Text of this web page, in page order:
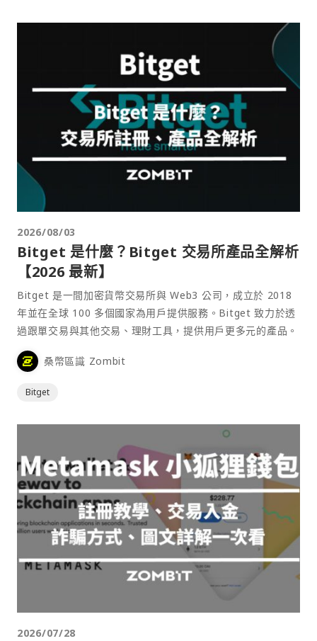
2026/08/03
Bitget 是什麼？Bitget 交易所產品全解析
【2026 最新】
Bitget 是一間加密貨幣交易所與 Web3 公司，成立於 2018
年並在全球 100 多個國家為用戶提供服務。Bitget 致力於透
過跟單交易與其他交易、理財工具，提供用戶更多元的產品。
桑幣區識 Zombit
Bitget
2026/07/28